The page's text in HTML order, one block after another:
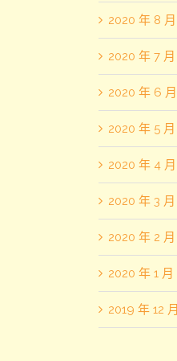
2020 年 8 月
2020 年 7 月
2020 年 6 月
2020 年 5 月
2020 年 4 月
2020 年 3 月
2020 年 2 月
2020 年 1 月
2019 年 12 月